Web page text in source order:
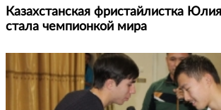
Казахстанская фристайлистка
стала чемпионкой мира